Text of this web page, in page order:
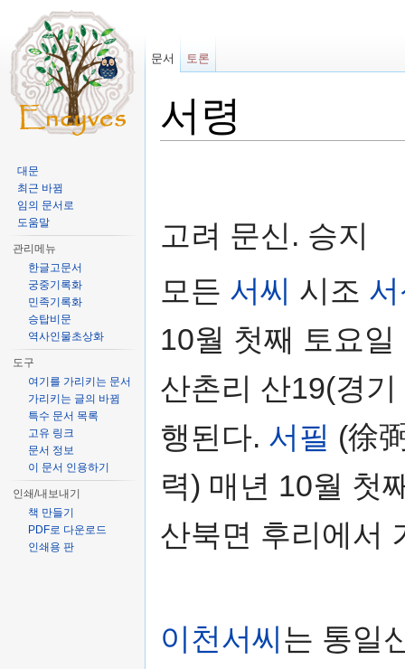
서령
고려 문신. 승지
모든 서씨 시조
10월 첫째 토요
산촌리 산19(경
행된다. 서필 (徐
력) 매년 10월 첫
산북면 후리에서
이천서씨 는 통일
문서 토론
대문
최근 바뀜
임의 문서로
도움말
관리메뉴
한글고문서
궁중기록화
민족기록화
승탑비문
역사인물초상화
도구
여기를 가리키는 문서
가리키는 글의 바뀜
특수 문서 목록
고유 링크
문서 정보
이 문서 인용하기
인쇄/내보내기
책 만들기
PDF로 다운로드
인쇄용 판